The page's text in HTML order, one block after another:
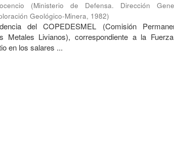
(Ministerio de Defensa. Dirección
Geológico-Minera, 1982)
del COPEDESMEL (Comisión
Metales Livianos), correspondiente a la
en los salares ...